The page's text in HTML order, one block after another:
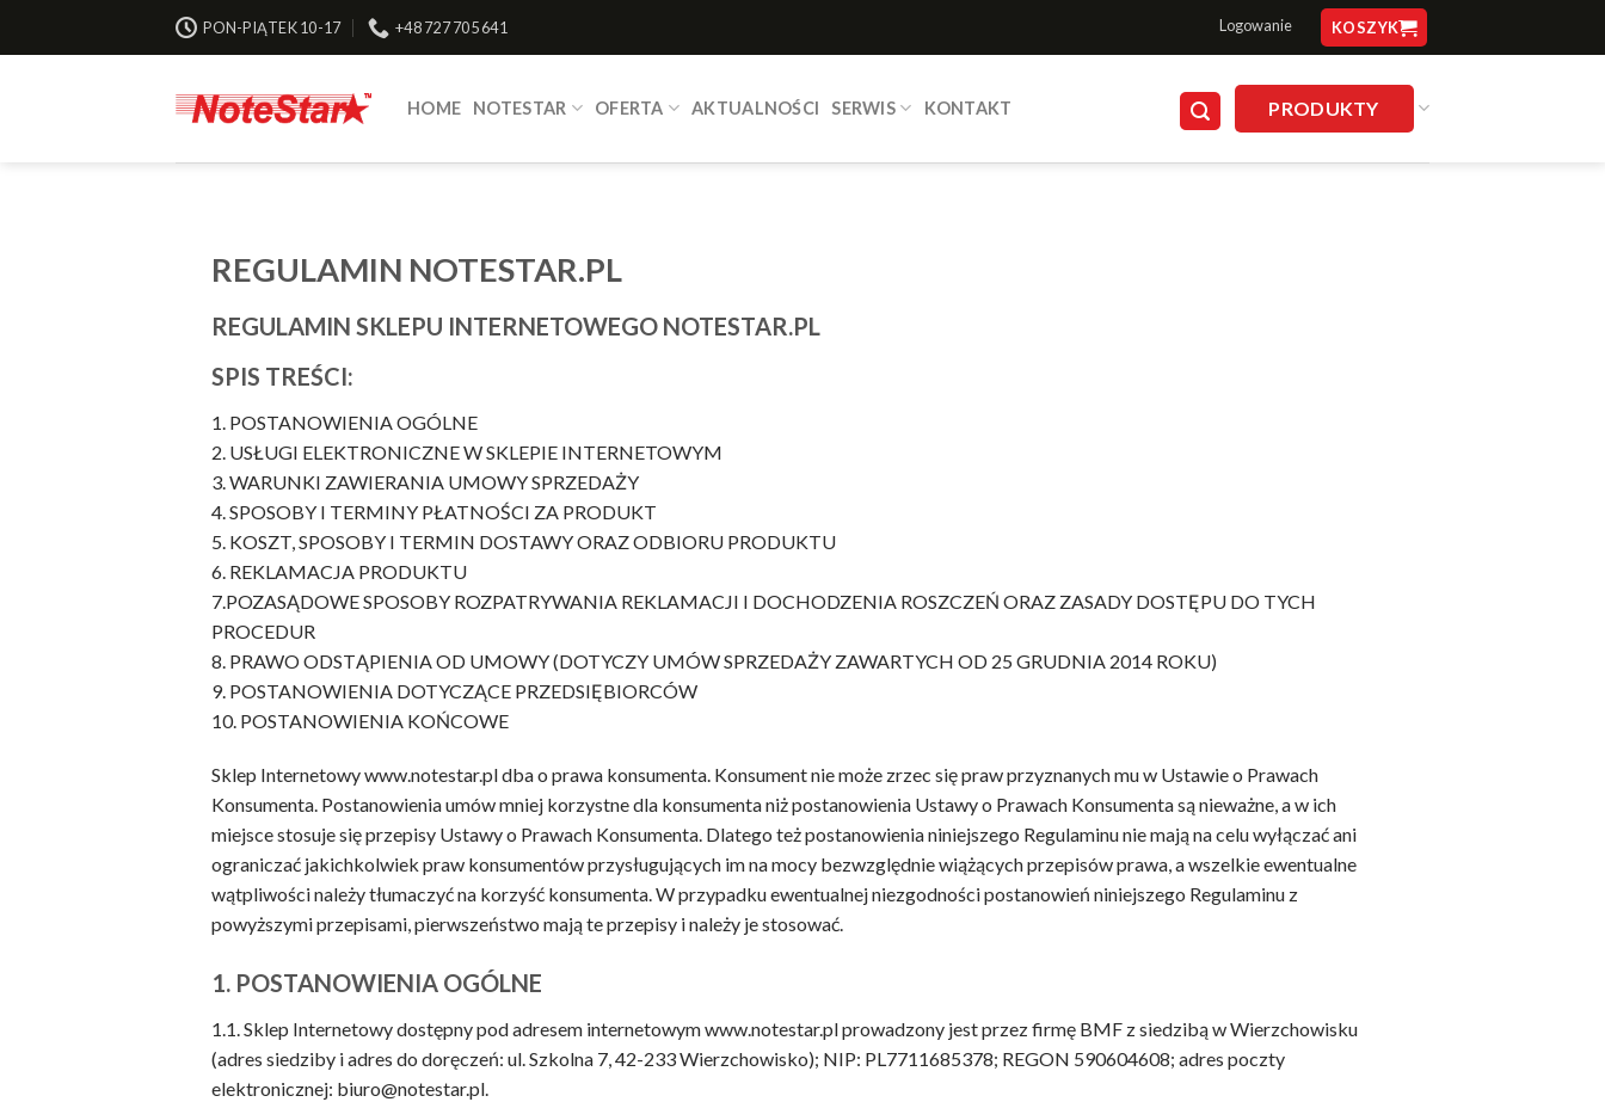
PON-PIĄTEK 10-17 +48 727 705 641 Logowanie KOSZYK
HOME NOTESTAR OFERTA AKTUALNOŚCI SERWIS KONTAKT PRODUKTY
REGULAMIN NOTESTAR.PL
REGULAMIN SKLEPU INTERNETOWEGO NOTESTAR.PL
SPIS TREŚCI:
1. POSTANOWIENIA OGÓLNE
2. USŁUGI ELEKTRONICZNE W SKLEPIE INTERNETOWYM
3. WARUNKI ZAWIERANIA UMOWY SPRZEDAŻY
4. SPOSOBY I TERMINY PŁATNOŚCI ZA PRODUKT
5. KOSZT, SPOSOBY I TERMIN DOSTAWY ORAZ ODBIORU PRODUKTU
6. REKLAMACJA PRODUKTU
7.POZASĄDOWE SPOSOBY ROZPATRYWANIA REKLAMACJI I DOCHODZENIA ROSZCZEŃ ORAZ ZASADY DOSTĘPU DO TYCH
PROCEDUR
8. PRAWO ODSTĄPIENIA OD UMOWY (DOTYCZY UMÓW SPRZEDAŻY ZAWARTYCH OD 25 GRUDNIA 2014 ROKU)
9. POSTANOWIENIA DOTYCZĄCE PRZEDSIĘBIORCÓW
10. POSTANOWIENIA KOŃCOWE
Sklep Internetowy www.notestar.pl dba o prawa konsumenta. Konsument nie może zrzec się praw przyznanych mu w Ustawie o Prawach
Konsumenta. Postanowienia umów mniej korzystne dla konsumenta niż postanowienia Ustawy o Prawach Konsumenta są nieważne, a w ich
miejsce stosuje się przepisy Ustawy o Prawach Konsumenta. Dlatego też postanowienia niniejszego Regulaminu nie mają na celu wyłączać ani
ograniczać jakichkolwiek praw konsumentów przysługujących im na mocy bezwzględnie wiążących przepisów prawa, a wszelkie ewentualne
wątpliwości należy tłumaczyć na korzyść konsumenta. W przypadku ewentualnej niezgodności postanowień niniejszego Regulaminu z
powyższymi przepisami, pierwszeństwo mają te przepisy i należy je stosować.
1. POSTANOWIENIA OGÓLNE
1.1. Sklep Internetowy dostępny pod adresem internetowym www.notestar.pl prowadzony jest przez firmę BMF z siedzibą w Wierzchowisku
(adres siedziby i adres do doręczeń: ul. Szkolna 7, 42-233 Wierzchowisko); NIP: PL7711685378; REGON 590604608; adres poczty
elektronicznej: biuro@notestar.pl.